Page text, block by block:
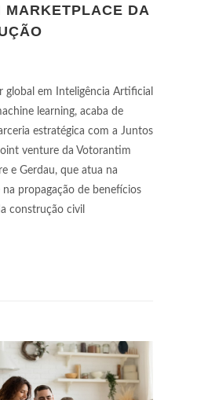
MARKETPLACE DA
global em Inteligência Artificial
learning, acaba de
estratégica com a Juntos
venture da Votorantim
e Gerdau, que atua na
na propagação de benefícios
construção civil